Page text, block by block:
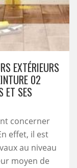
EXTÉRIEURS
02
ET SES
concerner
effet, il est
au niveau
moyen de